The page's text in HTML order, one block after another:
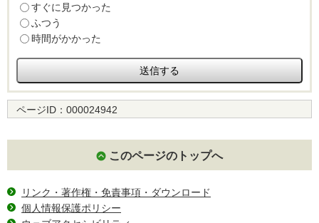
すぐに見つかった
ふつう
時間がかかった
ページID： 000024942
このページのトップへ
リンク・著作権・免責事項・ダウンロード
個人情報保護ポリシー